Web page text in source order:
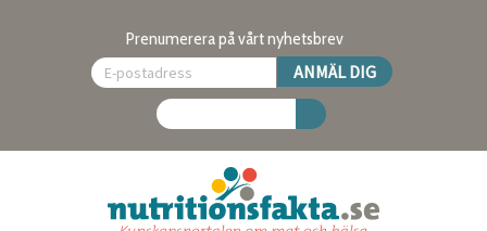
Prenumerera på vårt nyhetsbrev